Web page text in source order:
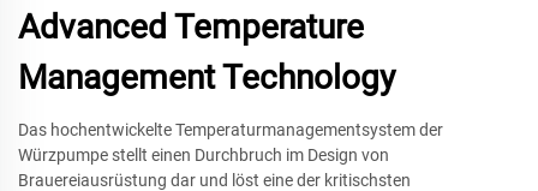
Advanced Temperature
Management Technology
Das hochentwickelte Temperaturmanagementsystem der
Würzpumpe stellt einen Durchbruch im Design von
Brauereiausrüstung dar und löst eine der kritischsten